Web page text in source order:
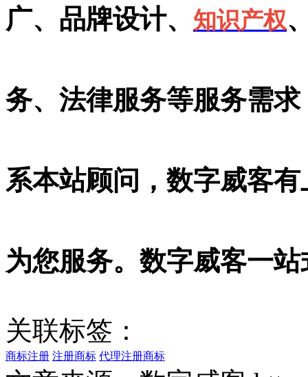
广、品牌设计、 知识产权
务、法律服务等服务需
系本站顾问，数字威客
为您服务。数字威客一
关联标签：
商标注册 注册商标 代理注册商标